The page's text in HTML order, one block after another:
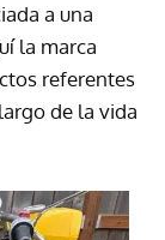
a una
la marca
referentes
de la vida